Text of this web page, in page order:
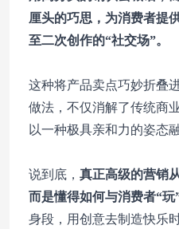
厘头的巧思，为消费者提
至二次创作的“社交场”。
这种将产品卖点巧妙折叠
做法，不仅消解了传统商
以一种极具亲和力的姿态
说到底， 真正高级的营销
而是懂得如何与消费者“玩
身段，用创意去制造快乐